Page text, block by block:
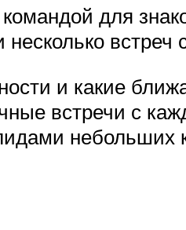
для
и какие
встречи с
небольших